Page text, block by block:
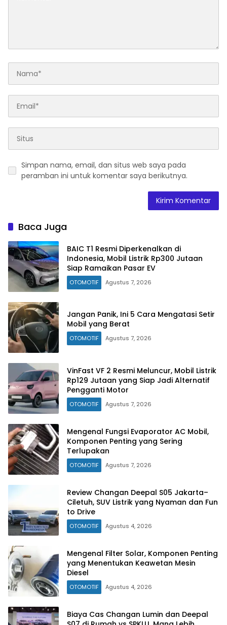
Simpan nama, email, dan situs web saya pada
peramban ini untuk komentar saya berikutnya.
Baca Juga
BAIC T1 Resmi Diperkenalkan di
Indonesia, Mobil Listrik Rp300 Jutaan
Siap Ramaikan Pasar EV
OTOMOTIF Agustus 7, 2026
Jangan Panik, Ini 5 Cara Mengatasi Setir
Mobil yang Berat
OTOMOTIF Agustus 7, 2026
VinFast VF 2 Resmi Meluncur, Mobil Listrik
Rp129 Jutaan yang Siap Jadi Alternatif
Pengganti Motor
OTOMOTIF Agustus 7, 2026
Mengenal Fungsi Evaporator AC Mobil,
Komponen Penting yang Sering
Terlupakan
OTOMOTIF Agustus 7, 2026
Review Changan Deepal S05 Jakarta–
Ciletuh, SUV Listrik yang Nyaman dan Fun
to Drive
OTOMOTIF Agustus 4, 2026
Mengenal Filter Solar, Komponen Penting
yang Menentukan Keawetan Mesin
Diesel
OTOMOTIF Agustus 4, 2026
Biaya Cas Changan Lumin dan Deepal